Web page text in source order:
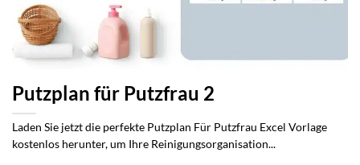
Putzplan für Putzfrau 2
Laden Sie jetzt die perfekte Putzplan Für Putzfrau Excel Vorlage
kostenlos herunter, um Ihre Reinigungsorganisation...